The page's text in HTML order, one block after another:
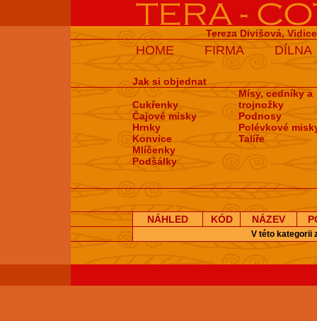
Tereza Divišová,
HOME FIRMA DÍLNA
Jak si objednat
Cukřenky
Čajové misky
Hrnky
Konvice
Mlíčenky
Podšálky
Mísy, cedníky a
trojnožky
Podnosy
Polévkové
Talíře
NÁHLED KÓD NÁZEV
V této kategorii